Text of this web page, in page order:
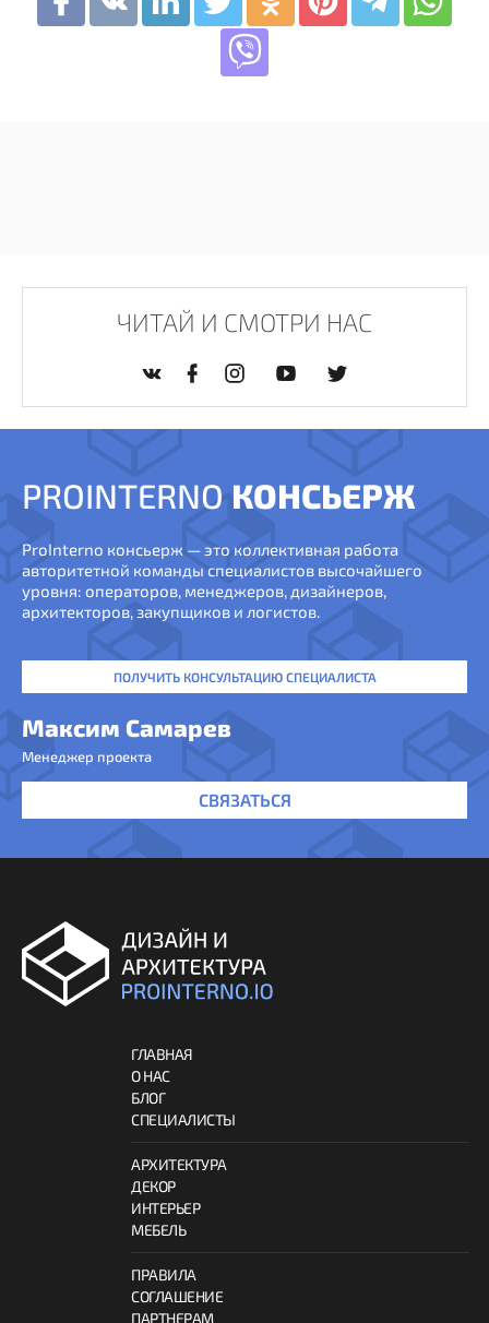
ЧИТАЙ И СМОТРИ НАС
PROINTERNO КОНСЬЕРЖ
ProInterno консьерж — это коллективная работа
авторитетной команды специалистов высочайшего
уровня: операторов, менеджеров, дизайнеров,
архитекторов, закупщиков и логистов.
ПОЛУЧИТЬ КОНСУЛЬТАЦИЮ СПЕЦИАЛИСТА
Максим Самарев
Менеджер проекта
СВЯЗАТЬСЯ
ГЛАВНАЯ
О НАС
БЛОГ
СПЕЦИАЛИСТЫ
АРХИТЕКТУРА
ДЕКОР
ИНТЕРЬЕР
МЕБЕЛЬ
ПРАВИЛА
СОГЛАШЕНИЕ
ПАРТНЕРАМ